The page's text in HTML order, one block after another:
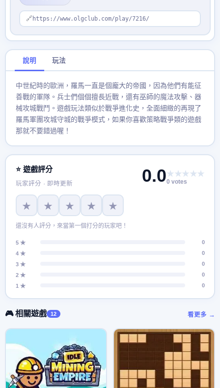
🔗 https://www.olgclub.com/play/7216/
說明 玩法
中世紀時的歐洲，羅馬一直是個龐大的帝國，因為他們有能征
善戰的軍隊。兵士們個個擅長近戰，還有巫師的魔法攻擊、器
械攻城戰鬥。遊戲玩法類似於戰爭進化史，全面細緻的再現了
羅馬軍團攻城守城的戰爭模式，如果你喜歡策略戰爭類的遊戲
那就不要錯過喔！
⭐ 遊戲評分
玩家評分 · 即時更新 0.0★★★★★
0 votes
★ ★ ★ ★ ★
還沒有人評分，來當第一個打分的玩家吧！
5 ★
0
4 ★
0
3 ★
0
2 ★
0
1 ★
0
🎮 相關遊戲 12 看更多 →